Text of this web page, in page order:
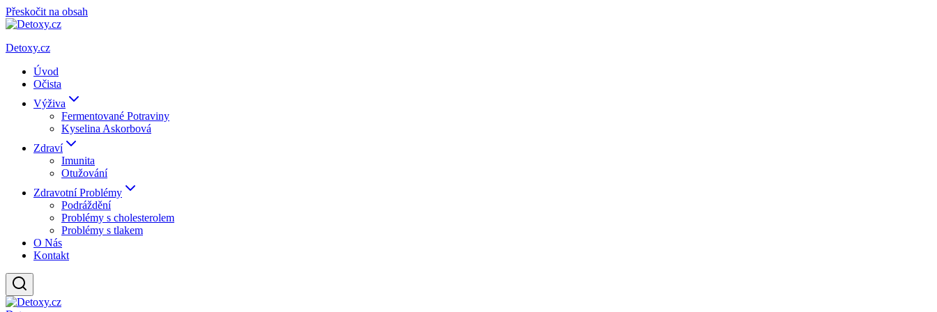
Přeskočit na obsah
Detoxy.cz
Úvod
Očista
Výživa
Fermentované Potraviny
Kyselina Askorbová
Zdraví
Imunita
Otužování
Zdravotní Problémy
Podráždění
Problémy s cholesterolem
Problémy s tlakem
O Nás
Kontakt